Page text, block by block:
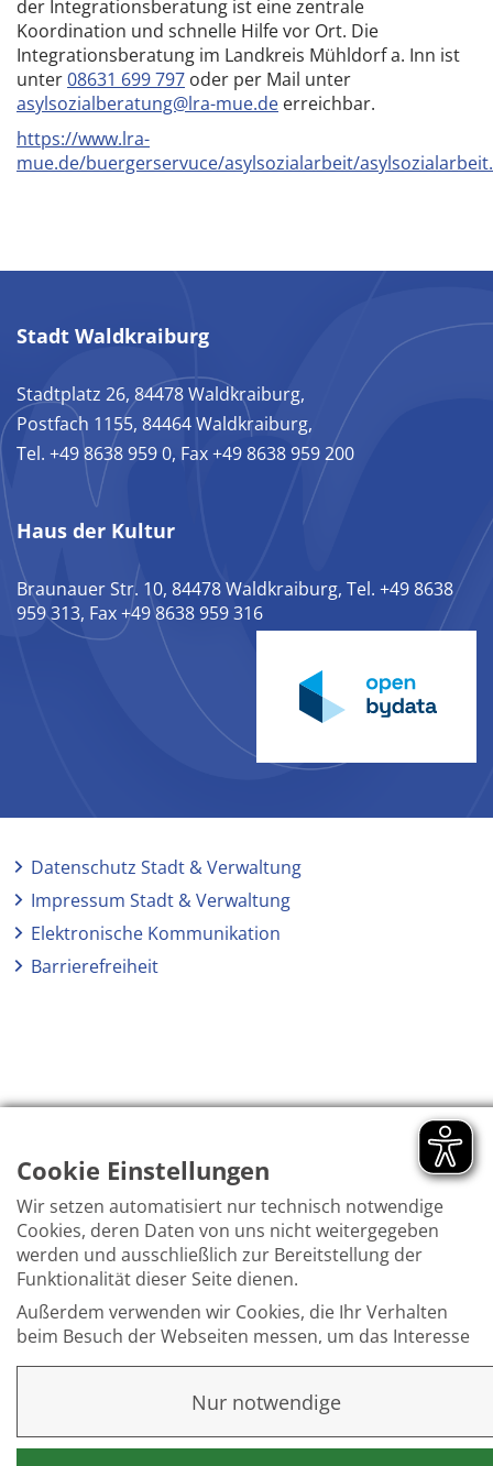
der Integrationsberatung ist eine zentrale
Koordination und schnelle Hilfe vor Ort. Die
Integrationsberatung im Landkreis Mühldorf a. Inn ist
unter08631 699 797 oder per Mail unter
asylsozialberatung@lra-mue.de erreichbar.
https://www.lra-
mue.de/buergerservuce/asylsozialarbeit/
Stadt Waldkraiburg
Stadtplatz 26, 84478 Waldkraiburg,
Postfach 1155, 84464 Waldkraiburg,
Tel. +49 8638 959 0, Fax +49 8638 959 200
Haus der Kultur
Braunauer Str. 10, 84478 Waldkraiburg, Tel. +49 8638
959 313, Fax +49 8638 959 316
Datenschutz Stadt & Verwaltung
Impressum Stadt & Verwaltung
Elektronische Kommunikation
Barrierefreiheit
Cookie Einstellungen
Wir setzen automatisiert nur technisch notwendige
Cookies, deren Daten von uns nicht weitergegeben
werden und ausschließlich zur Bereitstellung der
Funktionalität dieser Seite dienen.
Außerdem verwenden wir Cookies, die Ihr Verhalten
beim Besuch der Webseiten messen, um das Interesse
unserer Besucher besser kennen zu lernen. Wir erheben
Weitere Informationen finden Sie in unserer
Nur notwendige